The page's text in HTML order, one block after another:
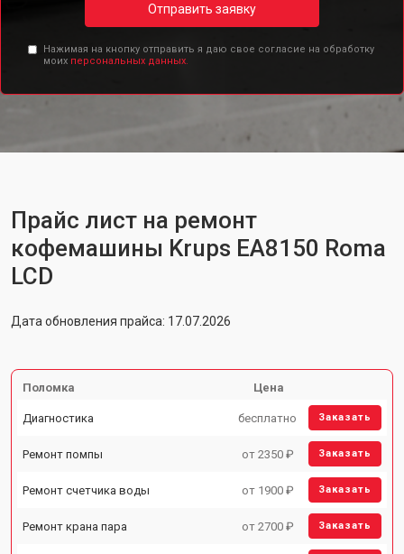
Отправить заявку
Нажимая на кнопку отправить я даю свое согласие на обработку
моих персональных данных.
Прайс лист на ремонт
кофемашины Krups EA8150 Roma
LCD
Дата обновления прайса: 17.07.2026
Поломка Цена
Диагностика бесплатно Заказать
Ремонт помпы от 2350 ₽ Заказать
Ремонт счетчика воды от 1900 ₽ Заказать
Ремонт крана пара от 2700 ₽ Заказать